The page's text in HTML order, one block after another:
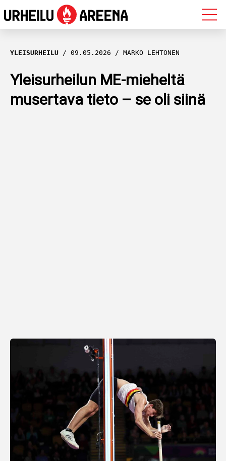
OLYMPIALAISET
MAASTOHIIHTO
AMPUMAHIIHTO
YLEISURHEILU 09.05.2026 MARKO LEHTONEN
Yleisurheilun ME-mieheltä
musertava tieto – se oli siinä